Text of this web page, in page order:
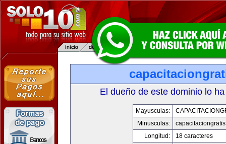
El dueño de este dominio lo
Mayusculas:
Minusculas:
Longitud:
18 caracteres